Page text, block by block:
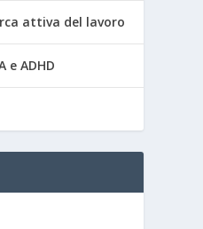
attiva del lavoro
e ADHD